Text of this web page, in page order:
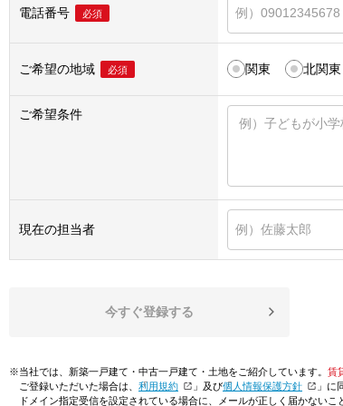
電話番号 必須
ご希望の地域 必須 関東 北関東
ご希望条件
現在の担当者
今すぐ登録する
※当社では、新築一戸建て・中古一戸建て・土地をご紹介しています。 賃
ご登録いただいた場合は、「利用規約 」及び「個人情報保護方針
」に
ドメイン指定受信を設定されている場合に、メールが正しく届かないこ